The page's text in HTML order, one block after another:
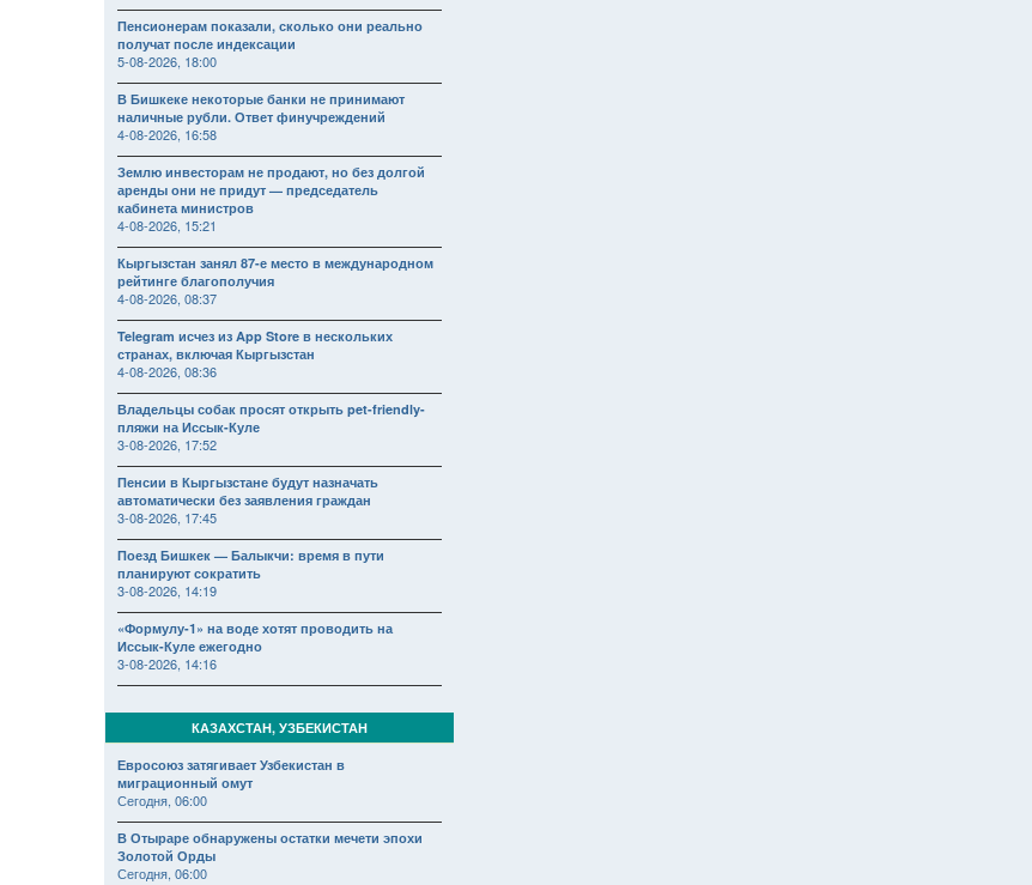
Пенсионерам показали, сколько они реально
получат после индексации
5-08-2026, 18:00
В Бишкеке некоторые банки не принимают
наличные рубли. Ответ финучреждений
4-08-2026, 16:58
Землю инвесторам не продают, но без долгой
аренды они не придут — председатель
кабинета министров
4-08-2026, 15:21
Кыргызстан занял 87-е место в международном
рейтинге благополучия
4-08-2026, 08:37
Telegram исчез из App Store в нескольких
странах, включая Кыргызстан
4-08-2026, 08:36
Владельцы собак просят открыть pet-friendly-
пляжи на Иссык-Куле
3-08-2026, 17:52
Пенсии в Кыргызстане будут назначать
автоматически без заявления граждан
3-08-2026, 17:45
Поезд Бишкек — Балыкчи: время в пути
планируют сократить
3-08-2026, 14:19
«Формулу-1» на воде хотят проводить на
Иссык-Куле ежегодно
3-08-2026, 14:16
КАЗАХСТАН, УЗБЕКИСТАН
Евросоюз затягивает Узбекистан в
миграционный омут
Сегодня, 06:00
В Отыраре обнаружены остатки мечети эпохи
Золотой Орды
Сегодня, 06:00